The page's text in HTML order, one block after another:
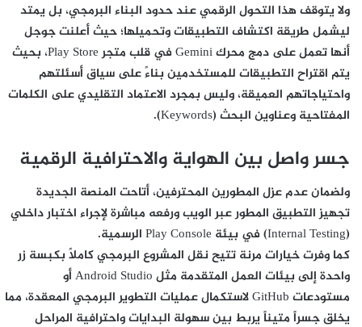
ولا يتوقف هذا التحول الرقمي عند حدود البناء البرمجي، بل يمتد
ليشمل طريقة اكتشاف التطبيقات وتحميلها؛ حيث أعلنت جوجل
أنها تعمل على دمج محرك Gemini في قلب متجر Play Store، بحيث
يتم اقتراح التطبيقات للمستخدمين بناءً على سياق أسئلتهم
واحتياجاتهم العميقة، وليس بمجرد الاعتماد التقليدي على الكلمات
المفتاحية وعناوين البحث (Keywords).
جسر واصل بين الهواية والاحترافية الرقمية
ولضمان عدم عزل المطورين المحترفين، أتاحت المنصة الجديدة
تجهيز التطبيق المطور عبر الويب ورفعه مباشرة لإجراء اختبار داخلي
(Internal Testing) في بيئة Play Console الرسمية.
كما وفرت خيارات مرنة تتيح نقل المشروع البرمجي كاملاً بكبسة زر
واحدة إلى بيئات العمل المتقدمة مثل Android Studio أو
مستودعات GitHub لاستكمال عمليات التطوير البرمجي المعقدة، مما
يخلق جسراً متيناً يربط بين سهولة البدايات واحترافية المراحل